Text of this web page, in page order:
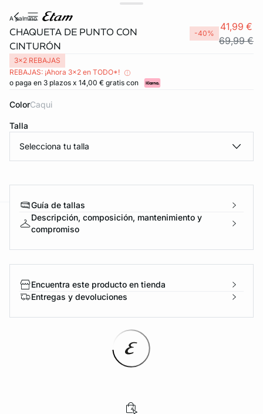
a palmino
CHAQUETA DE PUNTO CON
CINTURÓN
-40%
41,99 €
69,99 €
3x2 REBAJAS
REBAJAS: ¡Ahora 3x2 en TODO*!
o paga en 3 plazos x 14,00 € gratis con
Color caqui
Talla
Selecciona tu talla
Guía de tallas
Descripción, composición, mantenimiento y
compromiso
Encuentra este producto en tienda
Entregas y devoluciones